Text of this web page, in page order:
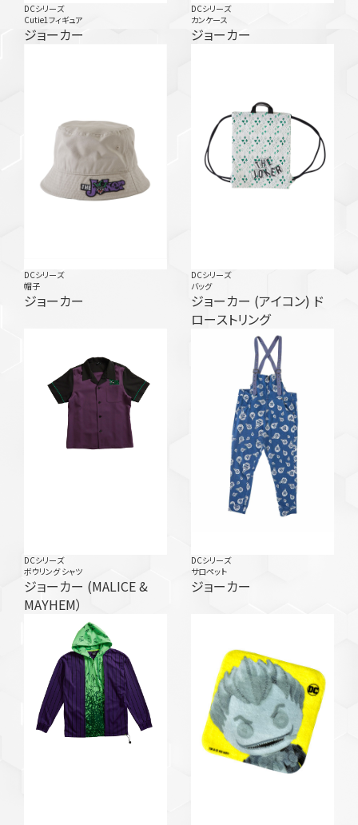
DCシリーズ
Cutie1フィギュア
ジョーカー
DCシリーズ
カンケース
ジョーカー
DCシリーズ
帽子
ジョーカー
DCシリーズ
バッグ
ジョーカー (アイコン) ド
ローストリング
DCシリーズ
ボウリング シャツ
ジョーカー (MALICE &
MAYHEM）
DCシリーズ
サロペット
ジョーカー